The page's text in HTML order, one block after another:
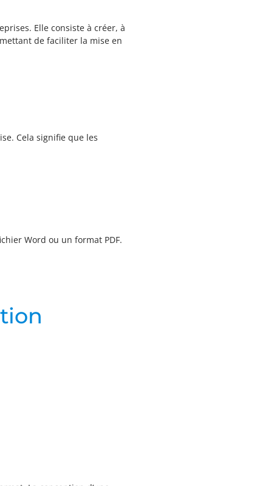
Elle consiste à créer, à
de faciliter la mise en
Cela signifie que les
Word ou un format PDF.